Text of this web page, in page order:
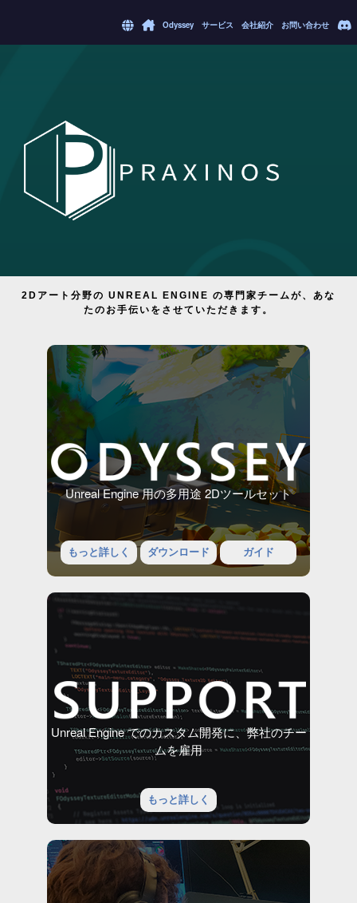
Odyssey サービス 会社紹介 お問い合わせ
2Dアート分野の UNREAL ENGINE の専門家チームが、あな
たのお手伝いをさせていただきます。
Unreal Engine 用の多用途 2Dツールセット
もっと詳しく ダウンロード ガイド
Unreal Engine でのカスタム開発に、弊社のチー
ムを雇用
もっと詳しく